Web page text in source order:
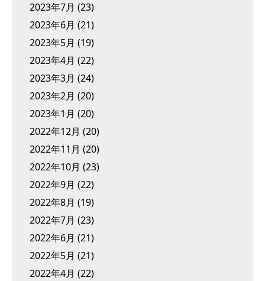
2023年7月 (23)
2023年6月 (21)
2023年5月 (19)
2023年4月 (22)
2023年3月 (24)
2023年2月 (20)
2023年1月 (20)
2022年12月 (20)
2022年11月 (20)
2022年10月 (23)
2022年9月 (22)
2022年8月 (19)
2022年7月 (23)
2022年6月 (21)
2022年5月 (21)
2022年4月 (22)